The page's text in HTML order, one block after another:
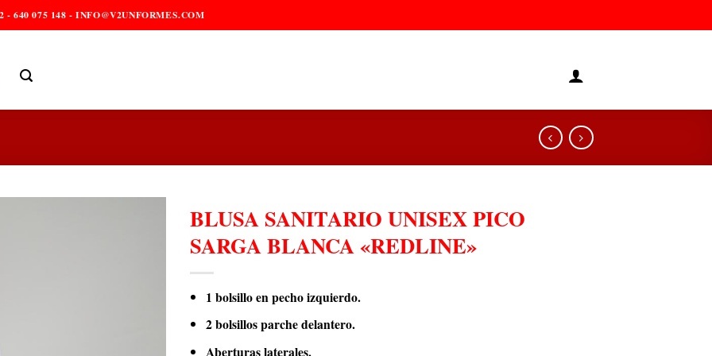
640 075 148 - INFO@V2UNFORMES.COM
BLUSA SANITARIO UNISEX PICO
SARGA BLANCA «REDLINE»
1 bolsillo en pecho izquierdo.
2 bolsillos parche delantero.
Aberturas laterales.